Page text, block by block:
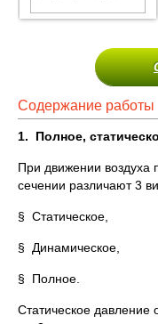
Содержание работы
1. Полное,
При движении воздуха
сечении различают 3
§ Статическое,
§ Динамическое,
§ Полное.
Статическое давление